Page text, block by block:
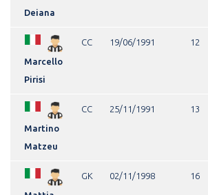
Deiana
Marcello
Pirisi
CC 19/06/1991 12
Martino
Matzeu
CC 25/11/1991 13
GK 02/11/1998 16